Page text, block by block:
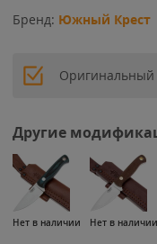
Бренд: Южный Крест
Оригинальный
Другие
Нет в наличии Нет в наличии